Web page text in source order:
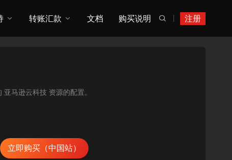
注册

转账汇款 文档 购买说明
马逊云科技 资源的配置。
立即购买（中国站）